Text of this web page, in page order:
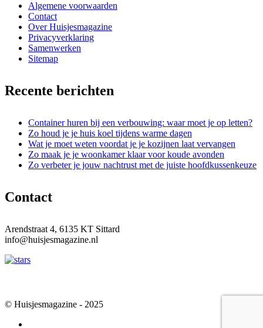
Algemene voorwaarden
Contact
Over Huisjesmagazine
Privacyverklaring
Samenwerken
Sitemap
Recente berichten
Container huren bij een verbouwing: waar moet je op letten?
Zo houd je je huis koel tijdens warme dagen
Wat je moet weten voordat je je kozijnen laat vervangen
Zo maak je je woonkamer klaar voor koude avonden
Zo verbeter je jouw nachtrust met de juiste hoofdkussenkeuze
Contact
Arendstraat 4, 6135 KT Sittard
info@huisjesmagazine.nl
© Huisjesmagazine - 2025